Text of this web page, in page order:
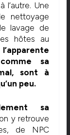
l’autre. Une
nettoyage
lavage de
hôtes au
l’apparente
sa
sont à
peu.
sa
y retrouve
de NPC